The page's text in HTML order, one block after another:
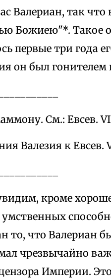
Валериан, так что
Божиею"*. Такое
первые три года
он был
См.: Евсев.
Валезия к Евсев.
кроме
умственных
то, что Валериан
чрезвычайно
Империи.